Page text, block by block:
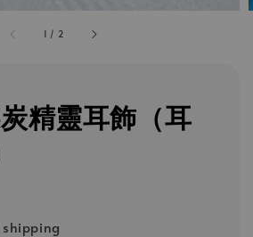
1 / 2
精靈耳飾（耳